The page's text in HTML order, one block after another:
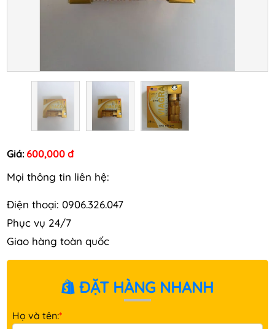
Giá: 600,000 đ
Mọi thông tin liên hệ:
Điện thoại: 0906.326.047
Phục vụ 24/7
Giao hàng toàn quốc
ĐẶT HÀNG NHANH
Họ và tên:*